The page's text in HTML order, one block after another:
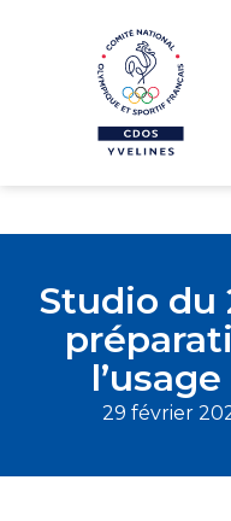
Studio du
29 février